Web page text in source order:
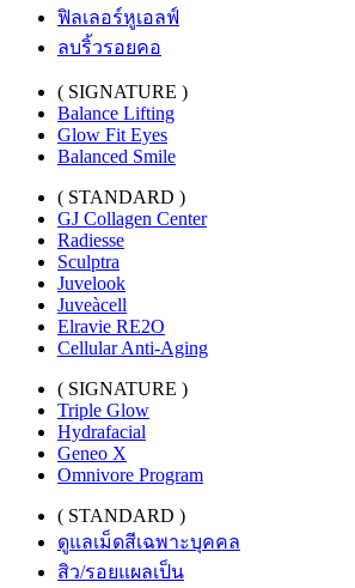
ฟิลเลอร์หูเอลฟ์
ลบริ้วรอยคอ
( SIGNATURE )
Balance Lifting
Glow Fit Eyes
Balanced Smile
( STANDARD )
GJ Collagen Center
Radiesse
Sculptra
Juvelook
Juveàcell
Elravie RE2O
Cellular Anti-Aging
( SIGNATURE )
Triple Glow
Hydrafacial
Geneo X
Omnivore Program
( STANDARD )
ดูแลเม็ดสีเฉพาะบุคคล
สิว/รอยแผลเป็น